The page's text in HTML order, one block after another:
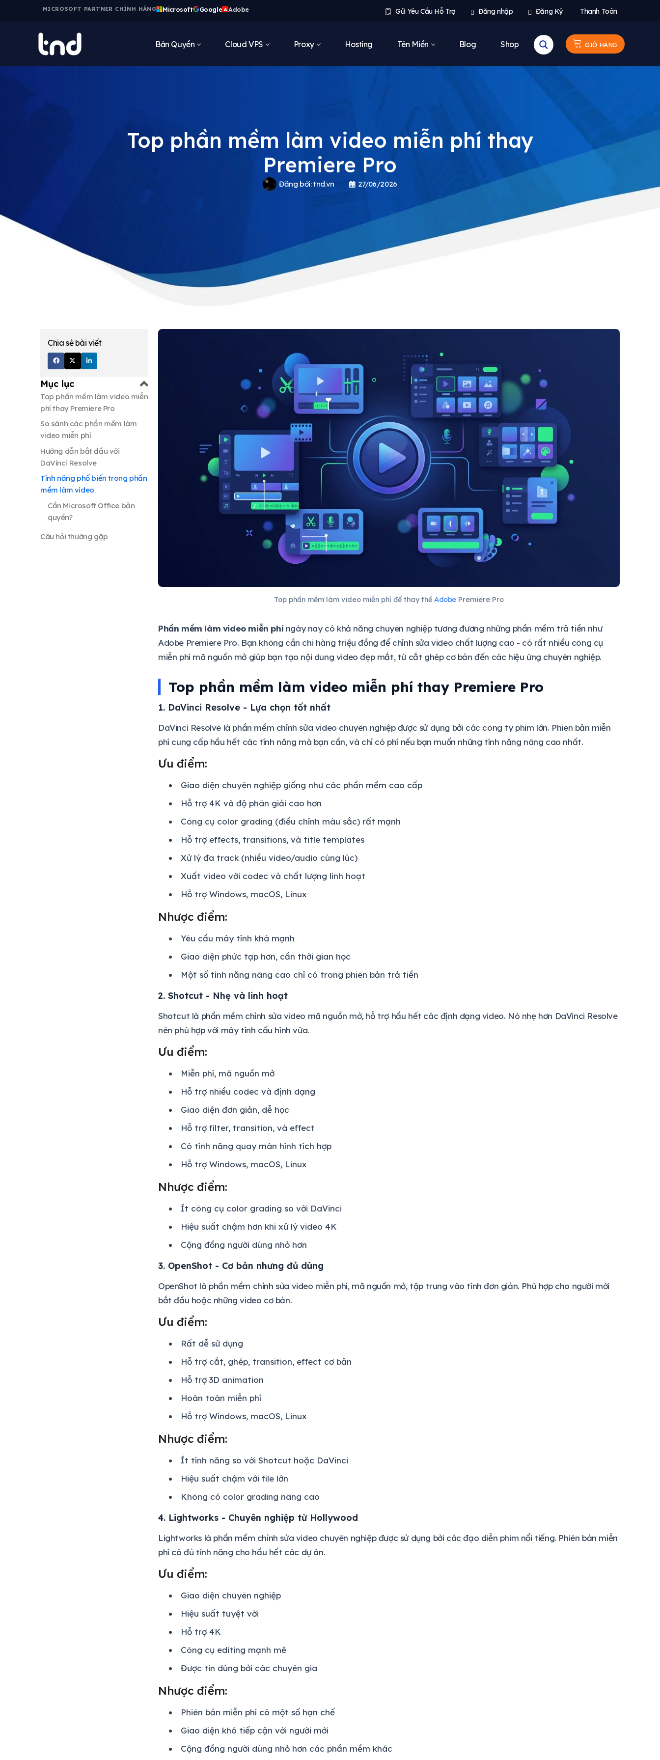
MICROSOFT PARTNER CHÍNH HÃNG Microsoft Google A Adobe Gửi Yêu Cầu Hỗ Trợ Đăng nhập Đăng Ký Thanh Toán
Bản Quyền Cloud VPS Proxy Hosting Tên Miền Blog Shop GIỎ HÀNG
Top phần mềm làm video miễn phí thay
Premiere Pro
Đăng bởi:tnd.vn 27/06/2026
Chia sẻ bài viết
Mục lục
Top phần mềm làm video miễn
phí thay Premiere Pro
So sánh các phần mềm làm
video miễn phí
Hướng dẫn bắt đầu với
DaVinci Resolve
Tính năng phổ biến trong phần
mềm làm video
Cần Microsoft Office bản
quyền?
Câu hỏi thường gặp
Top phần mềm làm video miễn phí để thay thế Adobe Premiere Pro
Phần mềm làm video miễn phíngày nay có khả năng chuyên nghiệp tương đương những phần mềm trả tiền như
Adobe Premiere Pro. Bạn không cần chi hàng triệu đồng để chỉnh sửa video chất lượng cao - có rất nhiều công cụ
miễn phí mã nguồn mở giúp bạn tạo nội dung video đẹp mắt, từ cắt ghép cơ bản đến các hiệu ứng chuyên nghiệp.
Top phần mềm làm video miễn phí thay Premiere Pro
1. DaVinci Resolve - Lựa chọn tốt nhất
DaVinci Resolve là phần mềm chỉnh sửa video chuyên nghiệp được sử dụng bởi các công ty phim lớn. Phiên bản miễn
phí cung cấp hầu hết các tính năng mà bạn cần, và chỉ có phí nếu bạn muốn những tính năng nâng cao nhất.
Ưu điểm:
Giao diện chuyên nghiệp giống như các phần mềm cao cấp
Hỗ trợ 4K và độ phân giải cao hơn
Công cụ color grading (điều chỉnh màu sắc) rất mạnh
Hỗ trợ effects, transitions, và title templates
Xử lý đa track (nhiều video/audio cùng lúc)
Xuất video với codec và chất lượng linh hoạt
Hỗ trợ Windows, macOS, Linux
Nhược điểm:
Yêu cầu máy tính khá mạnh
Giao diện phức tạp hơn, cần thời gian học
Một số tính năng nâng cao chỉ có trong phiên bản trả tiền
2. Shotcut - Nhẹ và linh hoạt
Shotcut là phần mềm chỉnh sửa video mã nguồn mở, hỗ trợ hầu hết các định dạng video. Nó nhẹ hơn DaVinci Resolve
nên phù hợp với máy tính cấu hình vừa.
Ưu điểm:
Miễn phí, mã nguồn mở
Hỗ trợ nhiều codec và định dạng
Giao diện đơn giản, dễ học
Hỗ trợ filter, transition, và effect
Có tính năng quay màn hình tích hợp
Hỗ trợ Windows, macOS, Linux
Nhược điểm:
Ít công cụ color grading so với DaVinci
Hiệu suất chậm hơn khi xử lý video 4K
Cộng đồng người dùng nhỏ hơn
3. OpenShot - Cơ bản nhưng đủ dùng
OpenShot là phần mềm chỉnh sửa video miễn phí, mã nguồn mở, tập trung vào tính đơn giản. Phù hợp cho người mới
bắt đầu hoặc những video cơ bản.
Ưu điểm:
Rất dễ sử dụng
Hỗ trợ cắt, ghép, transition, effect cơ bản
Hỗ trợ 3D animation
Hoàn toàn miễn phí
Hỗ trợ Windows, macOS, Linux
Nhược điểm:
Ít tính năng so với Shotcut hoặc DaVinci
Hiệu suất chậm với file lớn
Không có color grading nâng cao
4. Lightworks - Chuyên nghiệp từ Hollywood
Lightworks là phần mềm chỉnh sửa video chuyên nghiệp được sử dụng bởi các đạo diễn phim nổi tiếng. Phiên bản miễn
phí có đủ tính năng cho hầu hết các dự án.
Ưu điểm:
Giao diện chuyên nghiệp
Hiệu suất tuyệt vời
Hỗ trợ 4K
Công cụ editing mạnh mẽ
Được tin dùng bởi các chuyên gia
Nhược điểm:
Phiên bản miễn phí có một số hạn chế
Giao diện khó tiếp cận với người mới
Cộng đồng người dùng nhỏ hơn các phần mềm khác